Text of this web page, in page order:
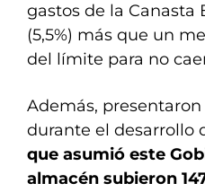
gastos de la Canasta
(5,5%) más que un
del límite para no
Además,
durante el desarrollo
que asumió este
almacén subieron